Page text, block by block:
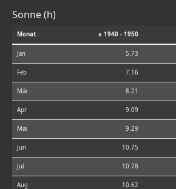
Sonne (h)
Monat ⌀ 1940 - 1950
Jan 5.73
Feb 7.16
Mär 8.21
Apr 9.09
Mai 9.29
Jun 10.75
Jul 10.78
Aug 10.62